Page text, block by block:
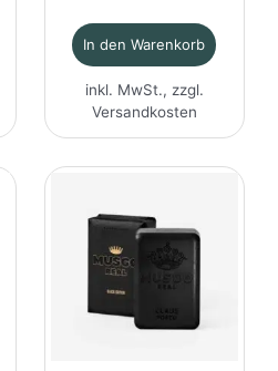
In den Warenkorb
inkl. MwSt., zzgl.
Versandkosten